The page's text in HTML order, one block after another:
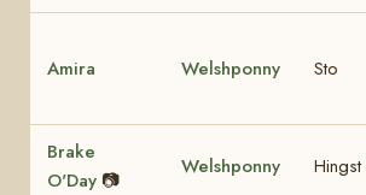
Amira Welshponny Sto
Brake
O'Day 📷
Welshponny Hingst